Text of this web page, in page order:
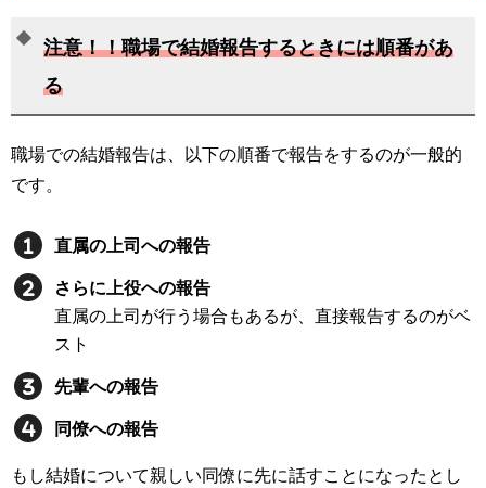
注意！！職場で結婚報告するときには順番があ
る
職場での結婚報告は、以下の順番で報告をするのが一般的
です。
直属の上司への報告
さらに上役への報告
直属の上司が行う場合もあるが、直接報告するのがベ
スト
先輩への報告
同僚への報告
もし結婚について親しい同僚に先に話すことになったとし